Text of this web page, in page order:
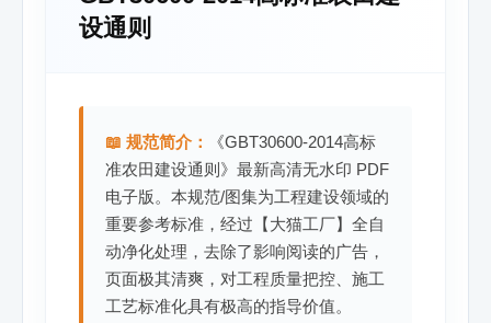
设通则
📖 规范简介：
《GBT30600-2014高标
准农田建设通则》最新高清无水印 PDF
电子版。本规范/图集为工程建设领域的
重要参考标准，经过【大猫工厂】全自
动净化处理，去除了影响阅读的广告，
页面极其清爽，对工程质量把控、施工
工艺标准化具有极高的指导价值。